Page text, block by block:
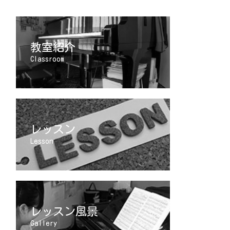
教室紹介
Classroom
レッスン
Lesson
レッスン風景
Gallery